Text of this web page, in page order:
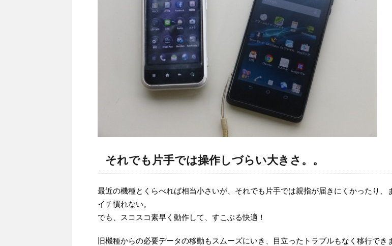
それでも片手では操作しづらい大きさ。。
最近の機種とくらべれば相当小さいが、それでも片手では親指が届きにくかったり、
イチ慣れない。
でも、スコスコ素早く動作して、すこぶる快適！
旧機種からの必要データの移動もスムーズにいき、目立ったトラブルもなく移行でき